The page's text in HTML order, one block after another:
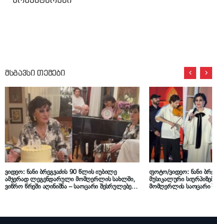
მსგავსი თემები
ვიდეო: ნანი ბრეგვაძის 90 წლის იუბილე
ამჯერად ლეგენდარული მომღერლის სახლში,
ვიწრო წრეში აღინიშნა – საოცარი შესრულებები
ფოტო/ვიდეო: ნანი
მუსიკალური
მომღერლის საოცარი